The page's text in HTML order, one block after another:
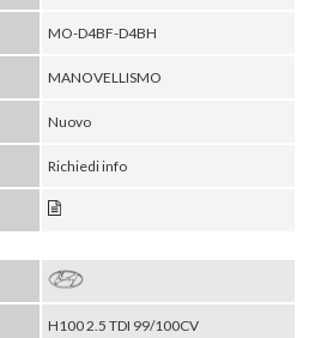
MO-D4BF-D4BH
MANOVELLISMO
Nuovo
Richiedi info
H100 2.5 TDI 99/100CV